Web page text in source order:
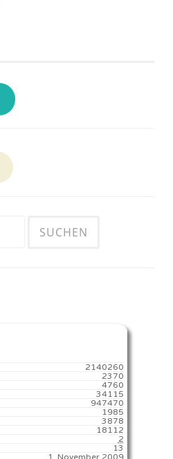
2140260
2370
4760
34115
947470
1985️
3878
18112️
2
13
1. November 2009